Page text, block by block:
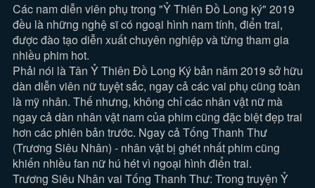
Các nam diễn viên phụ trong "Ỷ Thiên Đồ Long ký" 2019
đều là những nghệ sĩ có ngoại hình nam tính, điển trai,
được đào tạo diễn xuất chuyên nghiệp và từng tham gia
nhiều phim hot.
Phải nói là Tân Ỷ Thiên Đồ Long Ký bản năm 2019 sở hữu
dàn diễn viên nữ tuyệt sắc, ngay cả các vai phụ cũng toàn
là mỹ nhân. Thế nhưng, không chỉ các nhân vật nữ mà
ngay cả dàn nhân vật nam của phim cũng đặc biệt đẹp trai
hơn các phiên bản trước. Ngay cả Tống Thanh Thư
(Trương Siêu Nhân) - nhân vật bị ghét nhất phim cũng
khiến nhiều fan nữ hú hét vì ngoại hình điển trai.
Trương Siêu Nhân vai Tống Thanh Thư: Trong truyện Ỷ